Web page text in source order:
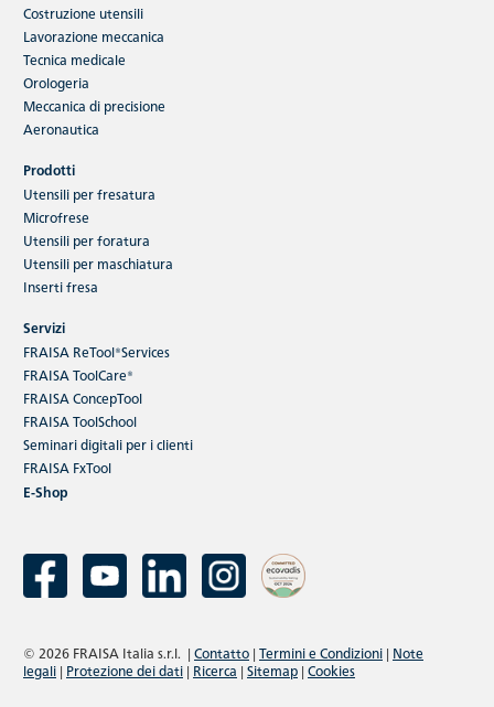
Costruzione utensili
Lavorazione meccanica
Tecnica medicale
Orologeria
Meccanica di precisione
Aeronautica
Prodotti
Utensili per fresatura
Microfrese
Utensili per foratura
Utensili per maschiatura
Inserti fresa
Servizi
FRAISA ReTool®Services
FRAISA ToolCare®
FRAISA ConcepTool
FRAISA ToolSchool
Seminari digitali per i clienti
FRAISA FxTool
E-Shop
© 2026 FRAISA Italia s.r.l. | Contatto | Termini e Condizioni | Note
legali | Protezione dei dati | Ricerca | Sitemap | Cookies